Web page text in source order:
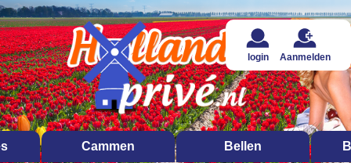
login Aanmelden
Cammen Bellen